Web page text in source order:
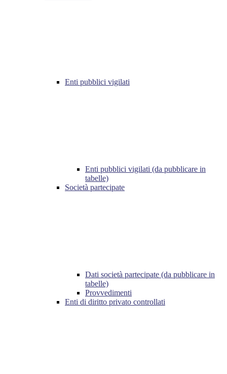
Enti pubblici vigilati
Enti pubblici vigilati (da pubblicare in
tabelle)
Società partecipate
Dati società partecipate (da pubblicare in
tabelle)
Provvedimenti
Enti di diritto privato controllati